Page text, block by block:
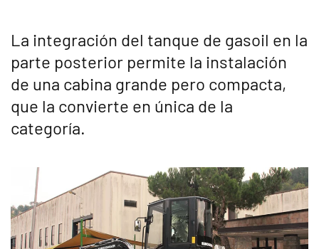
La integración del tanque de gasoil en la
parte posterior permite la instalación
de una cabina grande pero compacta,
que la convierte en única de la
categoría.